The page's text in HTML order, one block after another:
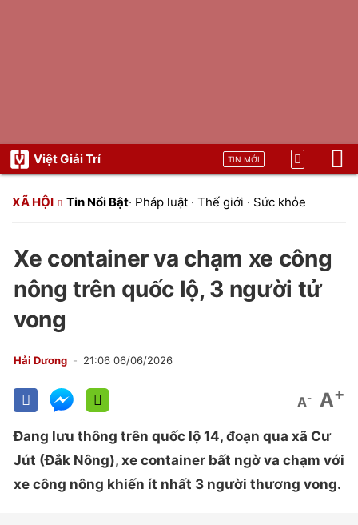
Việt Giải Trí TIN MỚI
XÃ HỘI Tin Nổi Bật· Pháp luật · Thế giới · Sức khỏe
Xe container va chạm xe công
nông trên quốc lộ, 3 người tử
vong
Hải Dương 21:06 06/06/2026
A- A+
Đang lưu thông trên quốc lộ 14, đoạn qua xã Cư
Jút (Đắk Nông), xe container bất ngờ va chạm với
xe công nông khiến ít nhất 3 người thương vong.